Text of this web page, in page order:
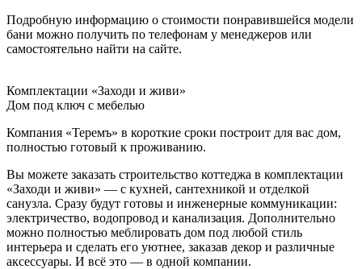
Подробную информацию о стоимости понравившейся модели
бани можно получить по телефонам у менеджеров или
самостоятельно найти на сайте.
Комплектации «Заходи и живи»
Дом под ключ с мебелью
Компания «Теремъ» в короткие сроки построит для вас дом,
полностью готовый к проживанию.
Вы можете заказать строительство коттеджа в комплектации
«Заходи и живи» — с кухней, сантехникой и отделкой
санузла. Сразу будут готовы и инженерные коммуникации:
электричество, водопровод и канализация. Дополнительно
можно полностью меблировать дом под любой стиль
интерьера и сделать его уютнее, заказав декор и различные
аксессуары. И всё это — в одной компании.